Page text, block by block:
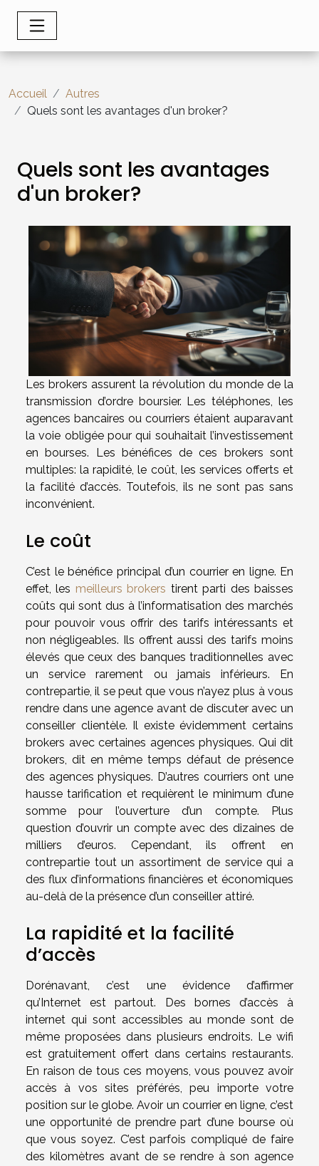
Accueil
Autres
Quels sont les avantages d'un broker?
Quels sont les avantages
d'un broker?
Les brokers assurent la révolution du monde de la
transmission d’ordre boursier. Les téléphones, les
agences bancaires ou courriers étaient auparavant
la voie obligée pour qui souhaitait l’investissement
en bourses. Les bénéfices de ces brokers sont
multiples: la rapidité, le coût, les services offerts et
la facilité d’accès. Toutefois, ils ne sont pas sans
inconvénient.
Le coût
C’est le bénéfice principal d’un courrier en ligne. En
effet, les meilleurs brokers tirent parti des baisses
coûts qui sont dus à l’informatisation des marchés
pour pouvoir vous offrir des tarifs intéressants et
non négligeables. Ils offrent aussi des tarifs moins
élevés que ceux des banques traditionnelles avec
un service rarement ou jamais inférieurs. En
contrepartie, il se peut que vous n’ayez plus à vous
rendre dans une agence avant de discuter avec un
conseiller clientèle. Il existe évidemment certains
brokers avec certaines agences physiques. Qui dit
brokers, dit en même temps défaut de présence
des agences physiques. D’autres courriers ont une
hausse tarification et requièrent le minimum d’une
somme pour l’ouverture d’un compte. Plus
question d’ouvrir un compte avec des dizaines de
milliers d’euros. Cependant, ils offrent en
contrepartie tout un assortiment de service qui a
des flux d’informations financières et économiques
au-delà de la présence d’un conseiller attiré.
La rapidité et la facilité
d’accès
Dorénavant, c’est une évidence d’affirmer
qu’Internet est partout. Des bornes d’accès à
internet qui sont accessibles au monde sont de
même proposées dans plusieurs endroits. Le wifi
est gratuitement offert dans certains restaurants.
En raison de tous ces moyens, vous pouvez avoir
accès à vos sites préférés, peu importe votre
position sur le globe. Avoir un courrier en ligne, c’est
une opportunité de prendre part d’une bourse où
que vous soyez. C’est parfois compliqué de faire
des kilomètres avant de se rendre à son agence